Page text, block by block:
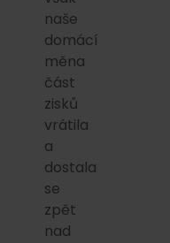
naše
domácí
měna
část
zisků
vrátila
a
dostala
se
zpět
nad